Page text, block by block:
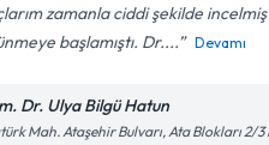
zamanla ciddi şekilde
başlamıştı. Dr....
Devamı
Dr. Ulya Bilgü Hatun
Mah. Ataşehir Bulvarı, Ata Blokları 2/